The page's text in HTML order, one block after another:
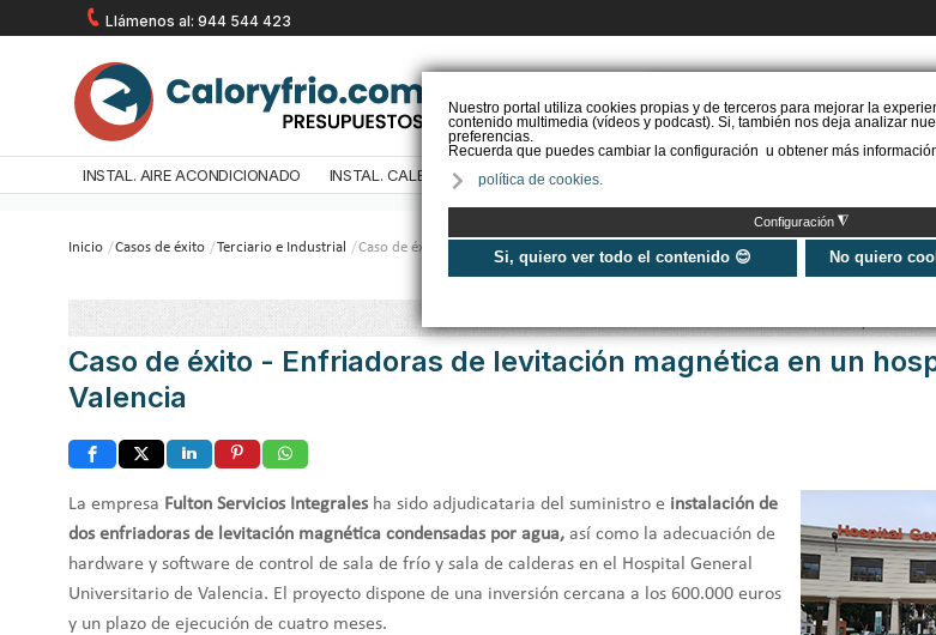
Nuestro portal utiliza cookies propias y de terceros para mejorar la
contenido multimedia (vídeos y podcast). Si, también nos deja analizar
preferencias.
Recuerda que puedes cambiar la configuración u obtener más
política de cookies.
Configuración ◮
Si, quiero ver todo el contenido 😊 No quiero
Llámenos al: 944 544 423
PIDE
INSTAL. AIRE ACONDICIONADO INSTAL. CALEFACCIÓN INSTAL. AEROTERMIA
Inicio /Casos de éxito /Terciario e Industrial /Caso de éxito - Enfriadoras de levitación magnética en un hospital de Valencia
Caso de éxito - Enfriadoras de levitación magnética en un
Valencia
La empresa Fulton Servicios Integralesha sido adjudicataria del suministro e instalación de
dos enfriadoras de levitación magnética condensadas por agua, así como la adecuación de
hardware y software de control de sala de frío y sala de calderas en el Hospital General
Universitario de Valencia. El proyecto dispone de una inversión cercana a los 600.000 euros
y un plazo de ejecución de cuatro meses.